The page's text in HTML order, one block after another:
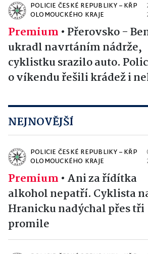
POLICIE ČESKÉ REPUBLIKY – KŘP
OLOMOUCKÉHO KRAJE
Premium • Přerovsko -
ukradl navrtáním nádrže,
cyklistku srazilo auto.
o víkendu řešili krádež i
NEJNOVĚJŠÍ
POLICIE ČESKÉ REPUBLIKY – KŘP
OLOMOUCKÉHO KRAJE
Premium • Ani za řídítka
alkohol nepatří. Cyklista
Hranicku nadýchal přes tři
promile